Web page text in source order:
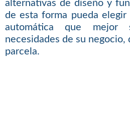
alternativas de diseño y
de esta forma pueda
automática que
necesidades de su
parcela.